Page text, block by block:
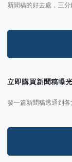
新聞稿的好去處，三
立即購買新聞稿曝光
發一篇新聞稿透通到